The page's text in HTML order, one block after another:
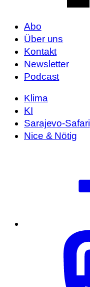
Abo
Über uns
Kontakt
Newsletter
Podcast
Klima
KI
Sarajevo-Safari
Nice & Nötig